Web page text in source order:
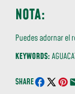
NOTA:
Puedes adornar el
KEYWORDS:
SHARE